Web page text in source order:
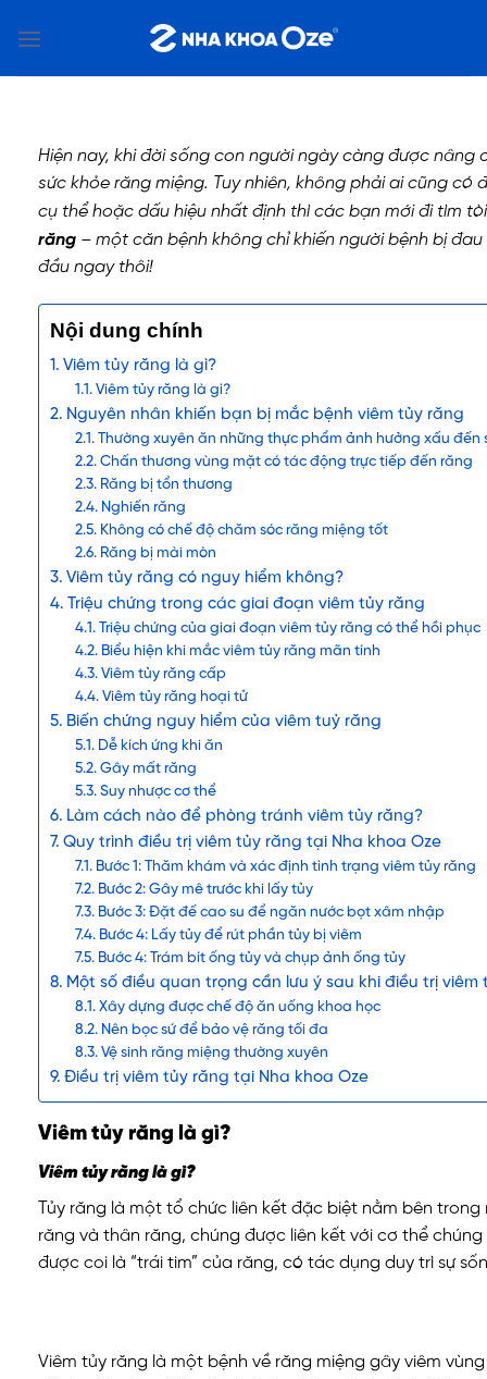
qua
Hiện nay, khi đời sống con người ngày càng được
sức khỏe răng miệng. Tuy nhiên, không phải ai cũng có
cụ thể hoặc dấu hiệu nhất định thì các bạn mới đi tìm
răng – một căn bệnh không chỉ khiến người bệnh bị
đầu ngay thôi!
Nội dung chính
Viêm tủy răng là gì?
Viêm tủy răng là gì?
Nguyên nhân khiến bạn bị mắc bệnh viêm tủy răng
Thường xuyên ăn những thực phẩm ảnh hưởng xấu đến
Chấn thương vùng mặt có tác động trực tiếp đến răng
Răng bị tổn thương
Nghiến răng
Không có chế độ chăm sóc răng miệng tốt
Răng bị mài mòn
Viêm tủy răng có nguy hiểm không?
Triệu chứng trong các giai đoạn viêm tủy răng
Triệu chứng của giai đoạn viêm tủy răng có thể hồi phục
Biểu hiện khi mắc viêm tủy răng mãn tính
Viêm tủy răng cấp
Viêm tủy răng hoại tử
Biến chứng nguy hiểm của viêm tuỷ răng
Dễ kích ứng khi ăn
Gây mất răng
Suy nhược cơ thể
Làm cách nào để phòng tránh viêm tủy răng?
Quy trình điều trị viêm tủy răng tại Nha khoa Oze
Bước 1: Thăm khám và xác định tình trạng viêm tủy răng
Bước 2: Gây mê trước khi lấy tủy
Bước 3: Đặt đế cao su để ngăn nước bọt xâm nhập
Bước 4: Lấy tủy để rút phần tủy bị viêm
Bước 4: Trám bít ống tủy và chụp ảnh ống tủy
Một số điều quan trọng cần lưu ý sau khi điều trị viêm
Xây dựng được chế độ ăn uống khoa học
Nên bọc sứ để bảo vệ răng tối đa
Vệ sinh răng miệng thường xuyên
Điều trị viêm tủy răng tại Nha khoa Oze
Viêm tủy răng là gì?
Viêm tủy răng là gì?
Tủy răng là một tổ chức liên kết đặc biệt nằm bên
răng và thân răng, chúng được liên kết với cơ thể
được coi là “trái tim” của răng, có tác dụng duy trì sự
Viêm tủy răng là một bệnh về răng miệng gây viêm